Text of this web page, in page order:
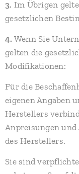
3. Im Übrigen
gesetzlichen
4. Wenn Sie
gelten die
Modifikationen:
Für die
eigenen Angaben
Herstellers
Anpreisungen
des Herstellers.
Sie sind